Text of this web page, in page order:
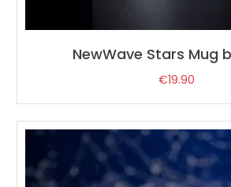
NewWave Stars Mug
€19.90